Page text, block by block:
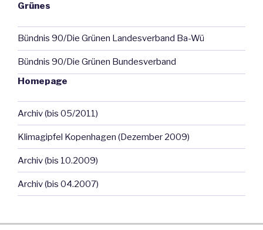
Grünes
Bündnis 90/Die Grünen Landesverband Ba-Wü
Bündnis 90/Die Grünen Bundesverband
Homepage
Archiv (bis 05/2011)
Klimagipfel Kopenhagen (Dezember 2009)
Archiv (bis 10.2009)
Archiv (bis 04.2007)